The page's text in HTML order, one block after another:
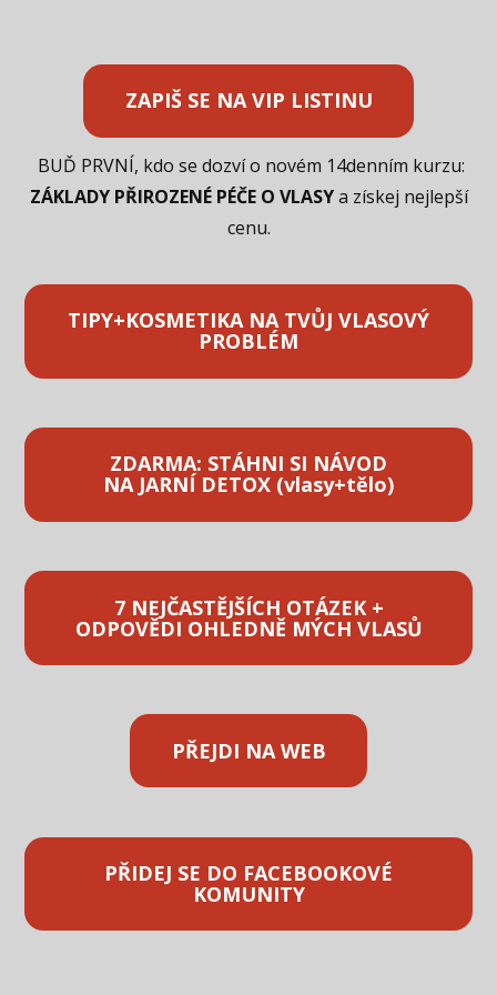
ZAPIŠ SE NA VIP LISTINU
BUĎ PRVNÍ, kdo se dozví o novém 14denním kurzu:
ZÁKLADY PŘIROZENÉ PÉČE O VLASYa získej nejlepší
cenu.
TIPY+KOSMETIKA NA TVŮJ VLASOVÝ
PROBLÉM
ZDARMA: STÁHNI SI NÁVOD
NA JARNÍ DETOX (vlasy+tělo)
7 NEJČASTĚJŠÍCH OTÁZEK +
ODPOVĚDI OHLEDNĚ MÝCH VLASŮ
PŘEJDI NA WEB
PŘIDEJ SE DO FACEBOOKOVÉ
KOMUNITY